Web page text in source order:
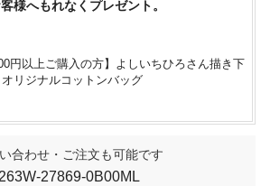
様へもれなくプレゼント。
円以上ご購入の方】よしいちひろさん描き下
リジナルコットンバッグ
合わせ・ご注文も可能です
27869-0B00ML